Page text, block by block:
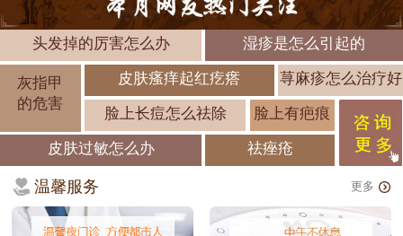
头发掉的厉害怎么办 湿疹是怎么引起的
灰指甲
的危害
皮肤瘙痒起红疙瘩 荨麻疹怎么治疗好
脸上长痘怎么祛除 脸上有疤痕
皮肤过敏怎么办 祛痤疮
温馨服务 更多